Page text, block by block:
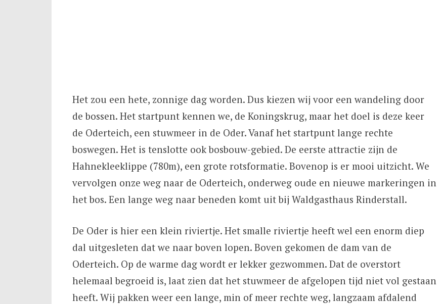
Het zou een hete, zonnige dag worden. Dus kiezen wij voor een wandeling door
de bossen. Het startpunt kennen we, de Koningskrug, maar het doel is deze keer
de Oderteich, een stuwmeer in de Oder. Vanaf het startpunt lange rechte
boswegen. Het is tenslotte ook bosbouw-gebied. De eerste attractie zijn de
Hahnekleeklippe (780m), een grote rotsformatie. Bovenop is er mooi uitzicht. We
vervolgen onze weg naar de Oderteich, onderweg oude en nieuwe markeringen in
het bos. Een lange weg naar beneden komt uit bij Waldgasthaus Rinderstall.
De Oder is hier een klein riviertje. Het smalle riviertje heeft wel een enorm diep
dal uitgesleten dat we naar boven lopen. Boven gekomen de dam van de
Oderteich. Op de warme dag wordt er lekker gezwommen. Dat de overstort
helemaal begroeid is, laat zien dat het stuwmeer de afgelopen tijd niet vol gestaan
heeft. Wij pakken weer een lange, min of meer rechte weg, langzaam afdalend